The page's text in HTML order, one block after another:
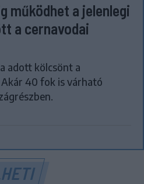
működhet a jelenlegi
a cernavodai
adott kölcsönt a
40 fok is várható